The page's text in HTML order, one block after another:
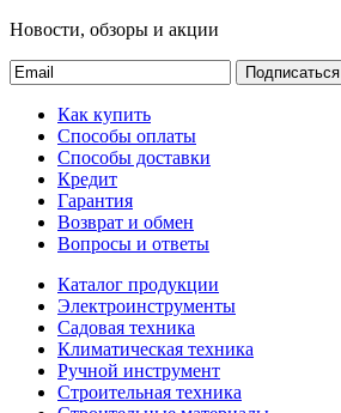
Новости, обзоры и акции
Подписаться
Как купить
Способы оплаты
Способы доставки
Кредит
Гарантия
Возврат и обмен
Вопросы и ответы
Каталог продукции
Электроинструменты
Садовая техника
Климатическая техника
Ручной инструмент
Строительная техника